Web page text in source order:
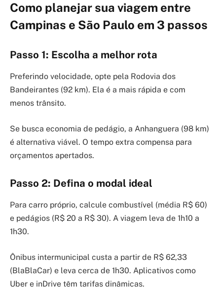
Como planejar sua viagem entre
Campinas e São Paulo em 3 passos
Passo 1: Escolha a melhor rota
Preferindo velocidade, opte pela Rodovia dos
Bandeirantes (92 km). Ela é a mais rápida e com
menos trânsito.
Se busca economia de pedágio, a Anhanguera (98 km)
é alternativa viável. O tempo extra compensa para
orçamentos apertados.
Passo 2: Defina o modal ideal
Para carro próprio, calcule combustível (média R$ 60)
e pedágios (R$ 20 a R$ 30). A viagem leva de 1h10 a
1h30.
Ônibus intermunicipal custa a partir de R$ 62,33
(BlaBlaCar) e leva cerca de 1h30. Aplicativos como
Uber e inDrive têm tarifas dinâmicas.